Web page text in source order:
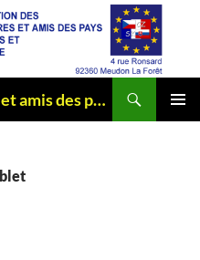
Association des Originaires et amis des pays Tchèques et Slovaque